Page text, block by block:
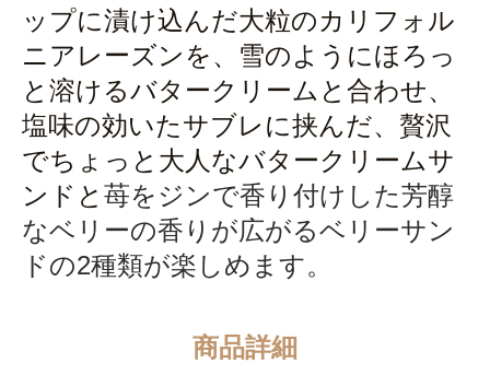
ップに漬け込んだ大粒のカリフォル
ニアレーズンを、雪のようにほろっ
と溶けるバタークリームと合わせ、
塩味の効いたサブレに挟んだ、贅沢
でちょっと大人なバタークリームサ
ンドと 苺をジンで香り付けした芳醇
なベリーの香りが広がるベリーサン
ドの2種類が楽しめます。
商品詳細